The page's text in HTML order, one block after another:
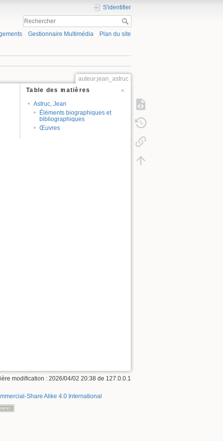
S'identifier
Gestionnaire Multimédia Plan du site
auteur:jean_astruc
Table des matières
Astruc, Jean
Éléments biographiques et
bibliographiques
Œuvres
modification : 2026/04/02 20:38 de 127.0.0.1
Share Alike 4.0 International